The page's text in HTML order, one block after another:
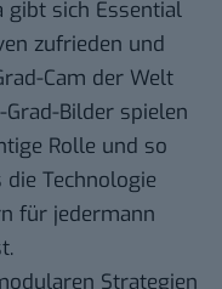
gibt sich Essential
zufrieden und
Cam der Welt
Bilder spielen
Rolle und so
Technologie
für jedermann
Strategien